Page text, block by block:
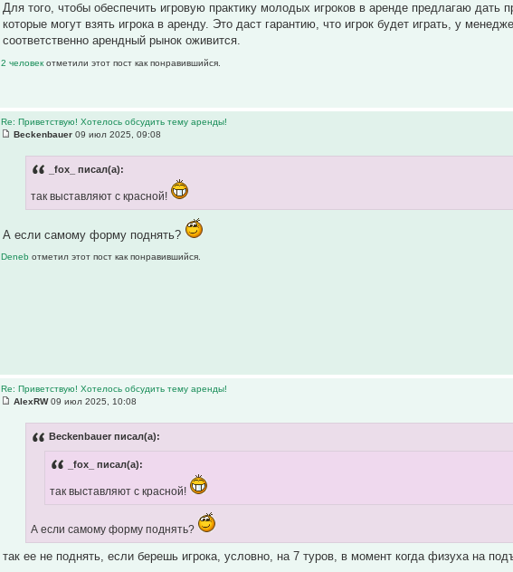
Для того, чтобы обеспечить игровую практику молодых игроков в аренде предлагаю
которые могут взять игрока в аренду. Это даст гарантию, что игрок будет играть, у
соответственно арендный рынок оживится.
2 человекотметили этот пост как понравившийся.
Re: Приветствую! Хотелось обсудить тему аренды!
Beckenbauer 09 июл 2025, 09:08
_fox_ писал(а):
так выставляют с красной!
А если самому форму поднять?
Denebотметил этот пост как понравившийся.
Re: Приветствую! Хотелось обсудить тему аренды!
AlexRW09 июл 2025, 10:08
Beckenbauer писал(а):
_fox_ писал(а):
так выставляют с красной!
А если самому форму поднять?
так ее не поднять, если берешь игрока, условно, на 7 туров, в момент когда физуха на